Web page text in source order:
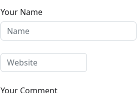
Your Name
Your Comment